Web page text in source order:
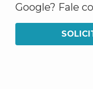
Google? Fale